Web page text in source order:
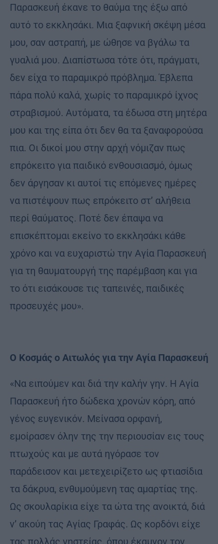
Παρασκευή έκανε το θαύμα της έξω από
αυτό το εκκλησάκι. Μια ξαφνική σκέψη μέσα
μου, σαν αστραπή, με ώθησε να βγάλω τα
γυαλιά μου. Διαπίστωσα τότε ότι, πράγματι,
δεν είχα το παραμικρό πρόβλημα. Έβλεπα
πάρα πολύ καλά, χωρίς το παραμικρό ίχνος
στραβισμού. Αυτόματα, τα έδωσα στη μητέρα
μου και της είπα ότι δεν θα τα ξαναφορούσα
πια. Οι δικοί μου στην αρχή νόμιζαν πως
επρόκειτο για παιδικό ενθουσιασμό, όμως
δεν άργησαν κι αυτοί τις επόμενες ημέρες
να πιστέψουν πως επρόκειτο στ’ αλήθεια
περί θαύματος. Ποτέ δεν έπαψα να
επισκέπτομαι εκείνο το εκκλησάκι κάθε
χρόνο και να ευχαριστώ την Αγία Παρασκευή
για τη θαυματουργή της παρέμβαση και για
το ότι εισάκουσε τις ταπεινές, παιδικές
προσευχές μου».
Ο Κοσμάς ο Αιτωλός για την Αγία Παρασκευή
«Να ειπούμεν και διά την καλήν γην. Η Αγία
Παρασκευή ήτο δώδεκα χρονών κόρη, από
γένος ευγενικόν. Μείνασα ορφανή,
εμοίρασεν όλην της την περιουσίαν εις τους
πτωχούς και με αυτά ηγόρασε τον
παράδεισον και μετεχειρίζετο ως φτιασίδια
τα δάκρυα, ενθυμούμενη τας αμαρτίας της.
Ως σκουλαρίκια είχε τα ώτα της ανοικτά, διά
ν’ ακούη τας Αγίας Γραφάς. Ως κορδόνι είχε